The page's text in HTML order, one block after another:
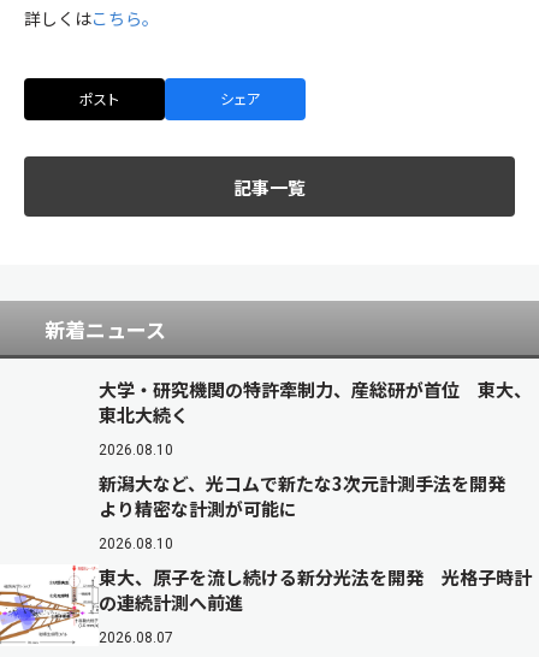
詳しくはこちら。
ポスト シェア
記事一覧
新着ニュース
大学・研究機関の特許牽制力、産総研が首位 東大、
東北大続く
2026.08.10
新潟大など、光コムで新たな3次元計測手法を開発
より精密な計測が可能に
2026.08.10
東大、原子を流し続ける新分光法を開発 光格子時計
の連続計測へ前進
2026.08.07